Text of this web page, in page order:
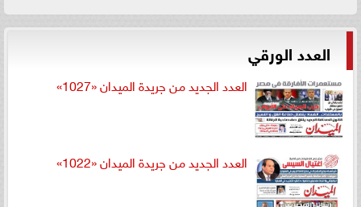
العدد الورقي
العدد الجديد من جريدة الميدان «1027»
العدد الجديد من جريدة الميدان «1022»